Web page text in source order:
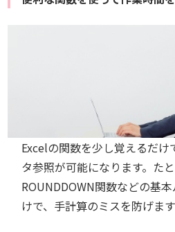
Excelの関数を少し覚えるだけ
タ参照が可能になります。た
ROUNDDOWN関数などの基
けで、手計算のミスを防げます